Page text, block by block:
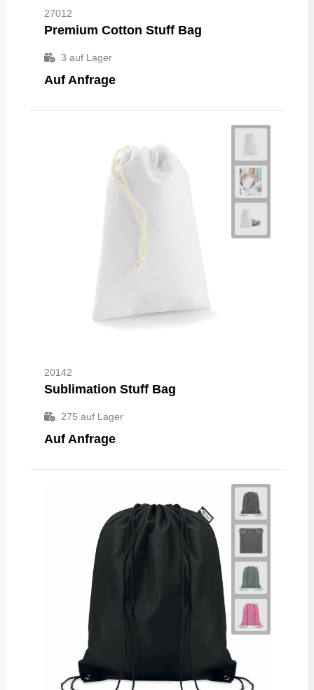
27012
Premium Cotton Stuff Bag
3 auf Lager
Auf Anfrage
20142
Sublimation Stuff Bag
275 auf Lager
Auf Anfrage